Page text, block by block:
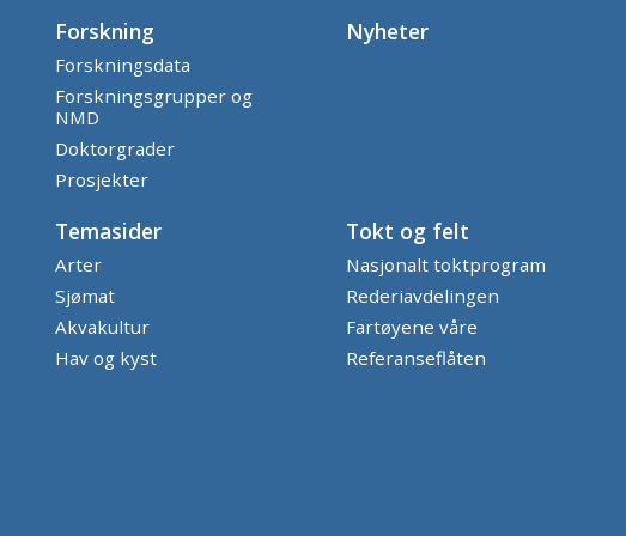
Forskning
Forskningsdata
Forskningsgrupper og
NMD
Doktorgrader
Prosjekter
Nyheter
Temasider
Arter
Sjømat
Akvakultur
Hav og kyst
Tokt og felt
Nasjonalt toktprogram
Rederiavdelingen
Fartøyene våre
Referanseflåten